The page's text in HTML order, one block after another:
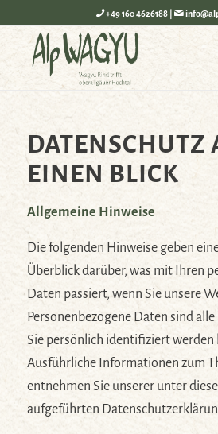
+49 160 4626188|
DATENSCHUTZ
EINEN BLICK
Allgemeine Hinweise
Die folgenden Hinweise geben
Überblick darüber, was mit Ihren
Daten passiert, wenn Sie unsere
Personenbezogene Daten sind
Sie persönlich identifiziert werden
Ausführliche Informationen zum
entnehmen Sie unserer unter
aufgeführten